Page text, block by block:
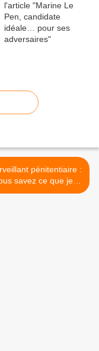
pénitentiaire :
savez ce que je
aujourd’hui ? Qu’on